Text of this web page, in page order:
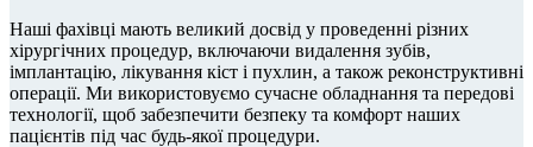
Наші фахівці мають великий досвід у проведенні різних
хірургічних процедур, включаючи видалення зубів,
імплантацію, лікування кіст і пухлин, а також реконструктивні
операції. Ми використовуємо сучасне обладнання та передові
технології, щоб забезпечити безпеку та комфорт наших
пацієнтів під час будь-якої процедури.